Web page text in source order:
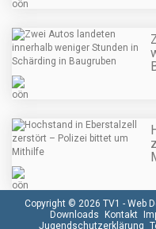
Copyright © 2026 TV1 - Web
Downloads
Kontakt
Jugendschutzerklärung